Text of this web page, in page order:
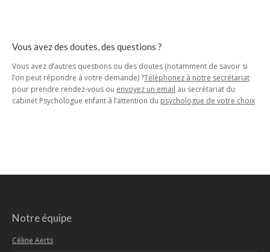
Vous avez des doutes, des questions ?
Vous avez d’autres questions ou des doutes (notamment de savoir si
l’on peut répondre à votre demande) ?Téléphonez à notre secrétariat
pour prendre rendez-vous ou envoyez un email au secrétariat du
cabinet Psychologue enfant à l’attention du psychologue de votre choix
Notre équipe
Céline Aerts